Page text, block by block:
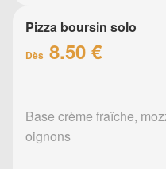
Pizza boursin solo
Dès 8.50 €
Base crème fraîche,
oignons